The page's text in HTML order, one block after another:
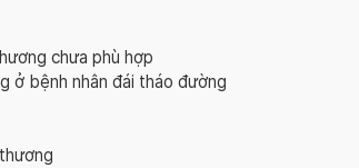
chưa phù hợp
ở bệnh nhân đái tháo đường